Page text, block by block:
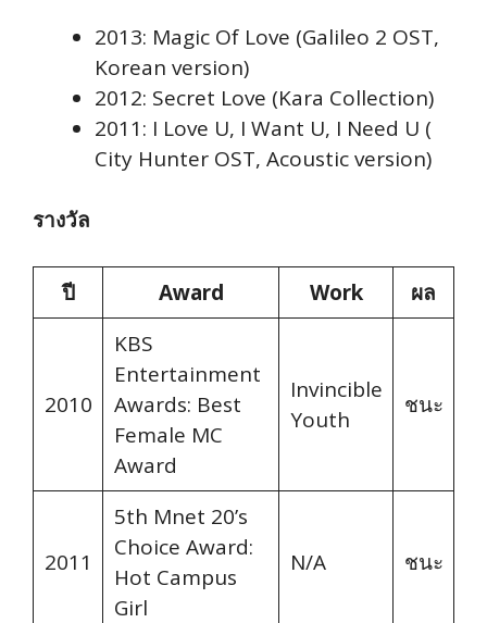
2013: Magic Of Love (Galileo 2 OST,
Korean version)
2012: Secret Love (Kara Collection)
2011: I Love U, I Want U, I Need U (
City Hunter OST, Acoustic version)
รางวัล
ปี Award Work ผล
2010
KBS
Entertainment
Awards: Best
Female MC
Award
Invincible
Youth
ชนะ
2011
5th Mnet 20’s
Choice Award:
Hot Campus
Girl
N/A ชนะ